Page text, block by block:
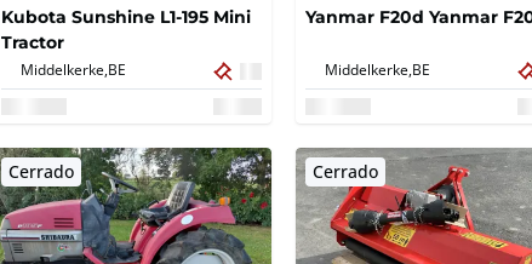
Kubota Sunshine L1-195 Mini
Tractor
Middelkerke, BE
Yanmar F20d Yanmar
Middelkerke, BE
Cerrado Cerrado